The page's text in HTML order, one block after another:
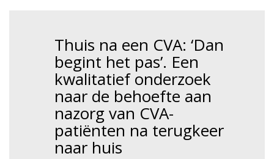
Thuis na een CVA: ‘Dan
begint het pas’. Een
kwalitatief onderzoek
naar de behoefte aan
nazorg van CVA-
patiënten na terugkeer
naar huis